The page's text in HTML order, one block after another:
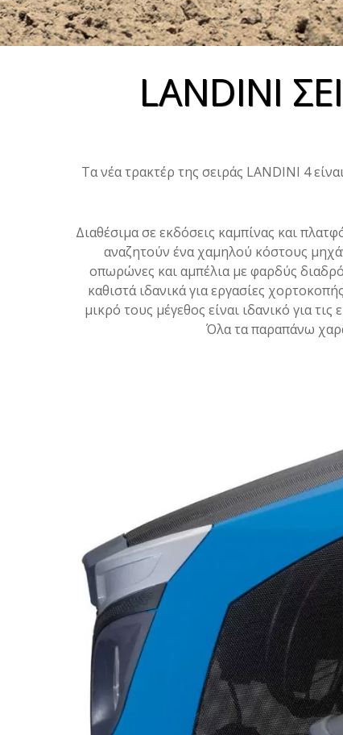
LANDINI
Τα νέα τρακτέρ της σειράς LANDINI 4
Διαθέσιμα σε εκδόσεις καμπίνας και
αναζητούν ένα χαμηλού κόστους
οπωρώνες και αμπέλια με φαρδύς
καθιστά ιδανικά για εργασίες
μικρό τους μέγεθος είναι ιδανικό για
Όλα τα παραπάνω